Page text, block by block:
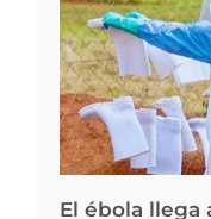
El ébola llega